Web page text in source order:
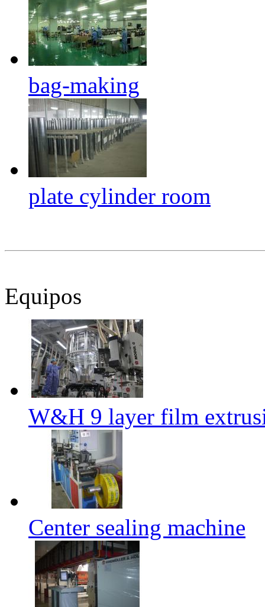
bag-making
plate cylinder room
Equipos
W&H 9 layer film
Center sealing machine